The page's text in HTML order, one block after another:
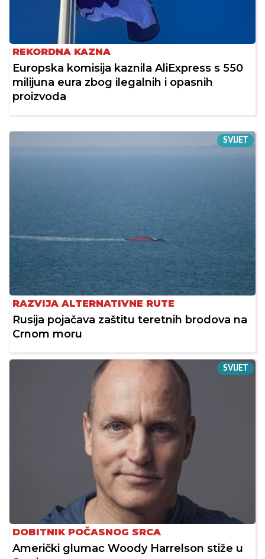
REKORDNA KAZNA
Europska komisija kaznila AliExpress s 550
milijuna eura zbog ilegalnih i opasnih
proizvoda
SVIJET
RAZVIJA ALTERNATIVNE RUTE
Rusija pojačava zaštitu teretnih brodova na
Crnom moru
SVIJET
DOBITNIK POČASNOG SRCA
Američki glumac Woody Harrelson stiže u